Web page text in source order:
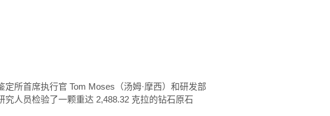
所首席执行官 Tom Moses（汤姆·摩西）和研发部
究人员检验了一颗重达 2,488.32 克拉的钻石原石